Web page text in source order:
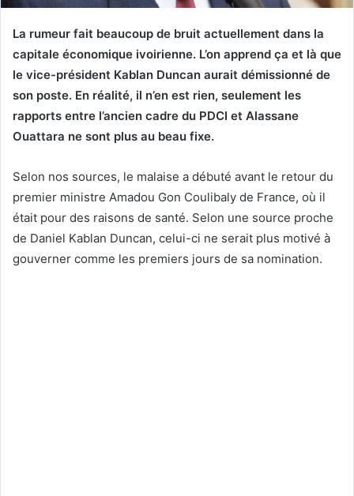
La rumeur fait beaucoup de bruit actuellement dans la
capitale économique ivoirienne. L’on apprend ça et là que
le vice-président Kablan Duncan aurait démissionné de
son poste. En réalité, il n’en est rien, seulement les
rapports entre l’ancien cadre du PDCI et Alassane
Ouattara ne sont plus au beau fixe.
Selon nos sources, le malaise a débuté avant le retour du
premier ministre Amadou Gon Coulibaly de France, où il
était pour des raisons de santé. Selon une source proche
de Daniel Kablan Duncan, celui-ci ne serait plus motivé à
gouverner comme les premiers jours de sa nomination.